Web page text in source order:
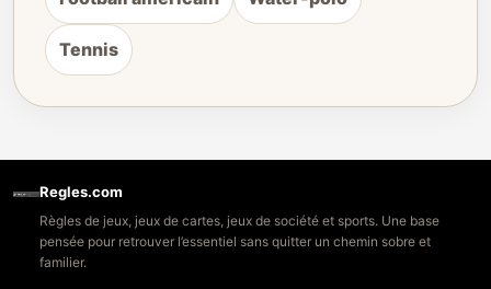
Tennis
Regles.com
Règles de jeux, jeux de cartes, jeux de société et sports. Une base
pensée pour retrouver l’essentiel sans quitter un chemin sobre et
familier.